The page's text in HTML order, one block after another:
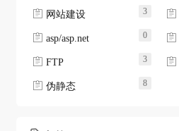
 网站建设 3 
 asp/asp.net 0 
 FTP 3 
 伪静态 8